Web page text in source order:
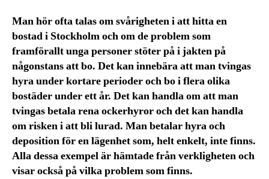
Man hör ofta talas om svårigheten i att hitta en
bostad i Stockholm och om de problem som
framförallt unga personer stöter på i jakten på
någonstans att bo. Det kan innebära att man tvingas
hyra under kortare perioder och bo i flera olika
bostäder under ett år. Det kan handla om att man
tvingas betala rena ockerhyror och det kan handla
om risken i att bli lurad. Man betalar hyra och
deposition för en lägenhet som, helt enkelt, inte finns.
Alla dessa exempel är hämtade från verkligheten och
visar också på vilka problem som finns.